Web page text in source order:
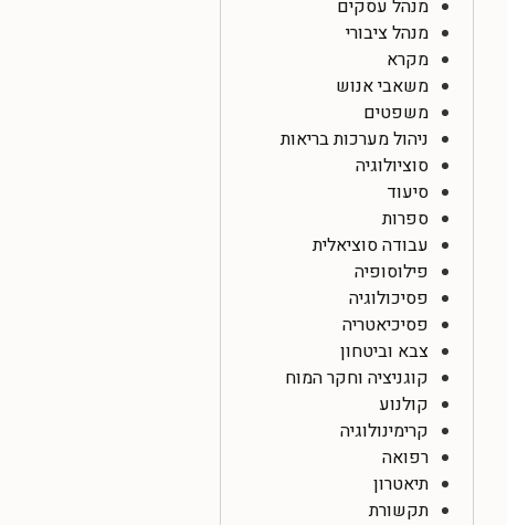
מנהל עסקים
מנהל ציבורי
מקרא
משאבי אנוש
משפטים
ניהול מערכות בריאות
סוציולוגיה
סיעוד
ספרות
עבודה סוציאלית
פילוסופיה
פסיכולוגיה
פסיכיאטריה
צבא וביטחון
קוגניציה וחקר המוח
קולנוע
קרימינולוגיה
רפואה
תיאטרון
תקשורת